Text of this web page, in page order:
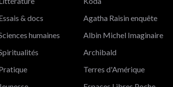
& docs
humaines
Agatha Raisin enquête
Albin Michel Imaginaire
Archibald
Terres d'Amérique